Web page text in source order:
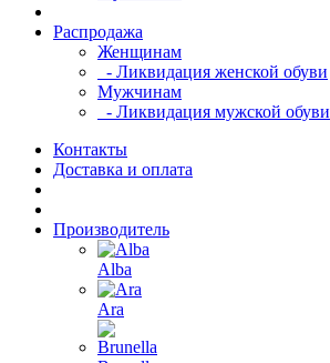
Распродажа
Женщинам
- Ликвидация женской обуви
Мужчинам
- Ликвидация мужской обуви
Контакты
Доставка и оплата
Производитель
Alba
Ara